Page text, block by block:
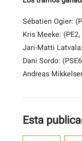
Sébatien Ogier:
Kris Meeke: (PE2,
Jari-Matti
Dani Sordo:
Andreas
Esta